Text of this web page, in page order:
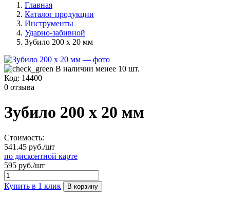
Главная
Каталог продукции
Инструменты
Ударно-забивной
Зубило 200 х 20 мм
В наличии менее 10 шт.
Код: 14400
0 отзыва
Зубило 200 х 20 мм
Стоимость:
541.45 руб./шт
по дисконтной карте
595 руб./шт
Купить в 1 клик В корзину